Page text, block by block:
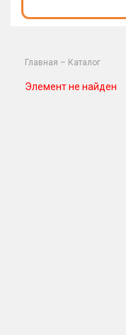
Главная – Каталог
Элемент не найден